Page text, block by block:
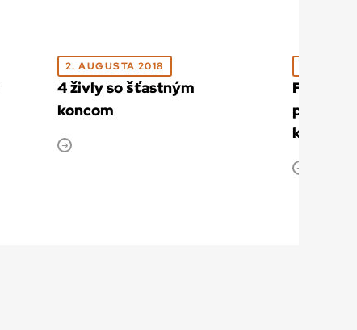
2. AUGUSTA 2018
4 živly so šťastným
koncom
Festival